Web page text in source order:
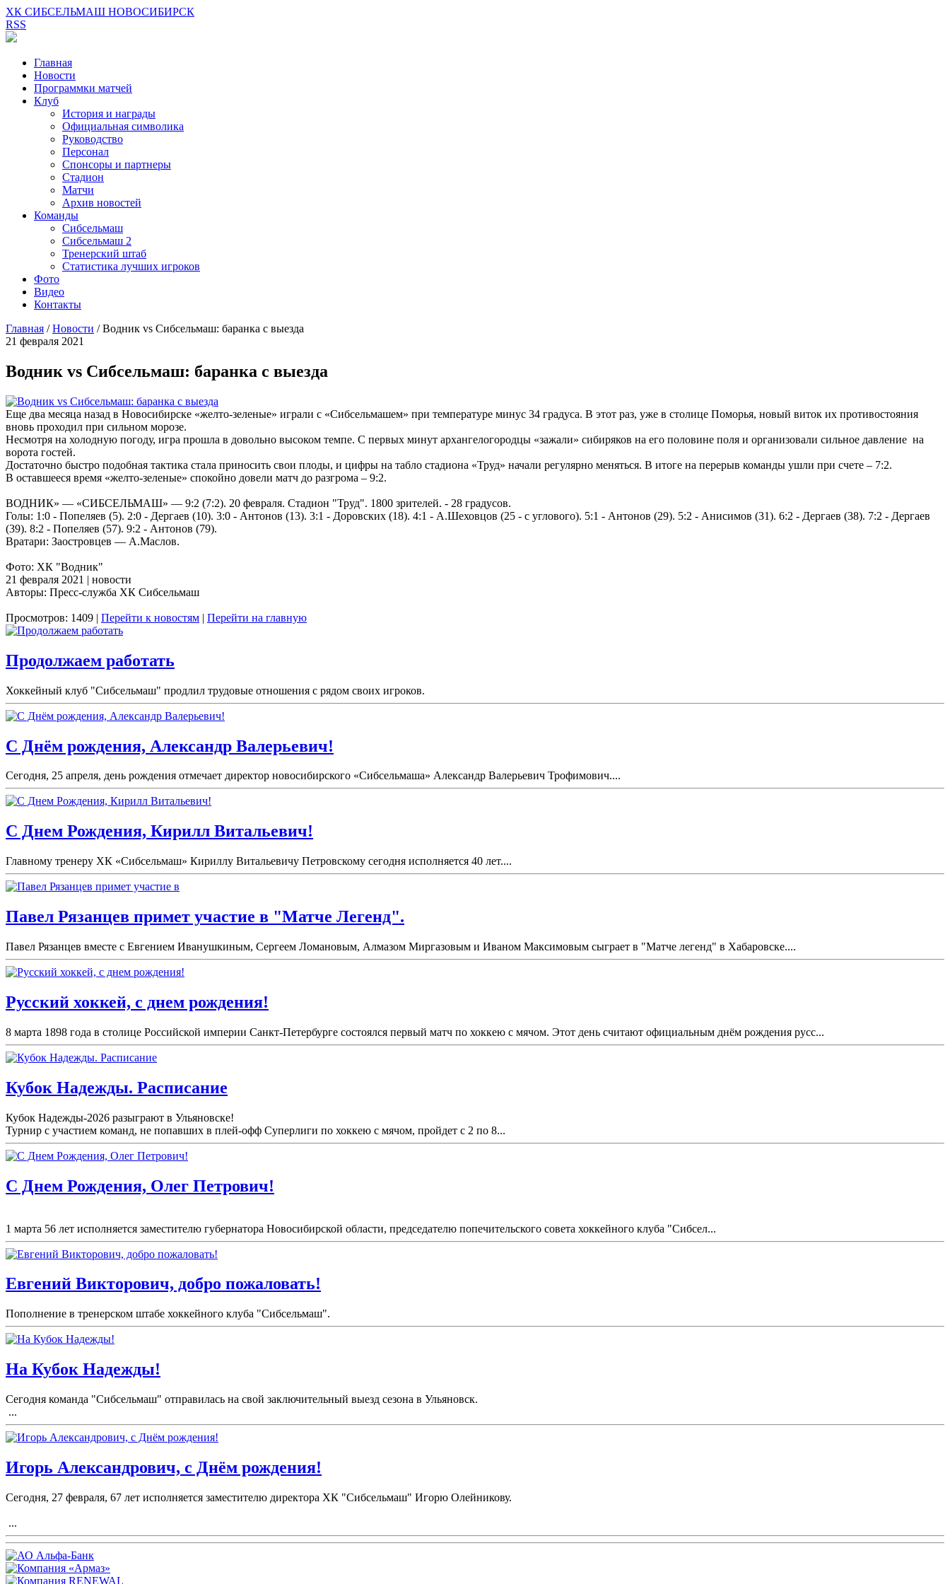
ХК СИБСЕЛЬМАШ НОВОСИБИРСК
RSS
Главная
Новости
Программки матчей
Клуб
История и награды
Официальная символика
Руководство
Персонал
Спонсоры и партнеры
Стадион
Матчи
Архив новостей
Команды
Сибсельмаш
Сибсельмаш 2
Тренерский штаб
Статистика лучших игроков
Фото
Видео
Контакты
Главная /Новости /Водник vs Сибсельмаш: баранка с выезда
21 февраля 2021
Водник vs Сибсельмаш: баранка с выезда
Еще два месяца назад в Новосибирске «желто-зеленые» играли с «Сибсельмашем» при температуре минус 34 градуса. В этот раз, уже в столице Поморья, новый виток их противостояния
вновь проходил при сильном морозе.
Несмотря на холодную погоду, игра прошла в довольно высоком темпе. С первых минут архангелогородцы «зажали» сибиряков на его половине поля и организовали сильное давление на
ворота гостей.
Достаточно быстро подобная тактика стала приносить свои плоды, и цифры на табло стадиона «Труд» начали регулярно меняться. В итоге на перерыв команды ушли при счете – 7:2.
В оставшееся время «желто-зеленые» спокойно довели матч до разгрома – 9:2.
ВОДНИК» — «СИБСЕЛЬМАШ» — 9:2 (7:2). 20 февраля. Стадион "Труд". 1800 зрителей. - 28 градусов.
Голы: 1:0 - Попеляев (5). 2:0 - Дергаев (10). 3:0 - Антонов (13). 3:1 - Доровских (18). 4:1 - А.Шеховцов (25 - с углового). 5:1 - Антонов (29). 5:2 - Анисимов (31). 6:2 - Дергаев (38). 7:2 - Дергаев
(39). 8:2 - Попеляев (57). 9:2 - Антонов (79).
Вратари: Заостровцев — А.Маслов.
Фото: ХК "Водник"
21 февраля 2021 | новости
Авторы: Пресс-служба ХК Сибсельмаш
Просмотров: 1409 | Перейти к новостям | Перейти на главную
Продолжаем работать
Хоккейный клуб "Сибсельмаш" продлил трудовые отношения с рядом своих игроков.
С Днём рождения, Александр Валерьевич!
Сегодня, 25 апреля, день рождения отмечает директор новосибирского «Сибсельмаша» Александр Валерьевич Трофимович....
С Днем Рождения, Кирилл Витальевич!
Главному тренеру ХК «Сибсельмаш» Кириллу Витальевичу Петровскому сегодня исполняется 40 лет....
Павел Рязанцев примет участие в "Матче Легенд".
Павел Рязанцев вместе с Евгением Иванушкиным, Сергеем Ломановым, Алмазом Миргазовым и Иваном Максимовым сыграет в "Матче легенд" в Хабаровске....
Русский хоккей, с днем рождения!
8 марта 1898 года в столице Российской империи Санкт-Петербурге состоялся первый матч по хоккею с мячом. Этот день считают официальным днём рождения русс...
Кубок Надежды. Расписание
Кубок Надежды-2026 разыграют в Ульяновске!
Турнир с участием команд, не попавших в плей-офф Суперлиги по хоккею с мячом, пройдет с 2 по 8...
С Днем Рождения, Олег Петрович!
1 марта 56 лет исполняется заместителю губернатора Новосибирской области, председателю попечительского совета хоккейного клуба "Сибсел...
Евгений Викторович, добро пожаловать!
Пополнение в тренерском штабе хоккейного клуба "Сибсельмаш".
На Кубок Надежды!
Сегодня команда "Сибсельмаш" отправилась на свой заключительный выезд сезона в Ульяновск.
...
Игорь Александрович, с Днём рождения!
Сегодня, 27 февраля, 67 лет исполняется заместителю директора ХК "Сибсельмаш" Игорю Олейникову.
...